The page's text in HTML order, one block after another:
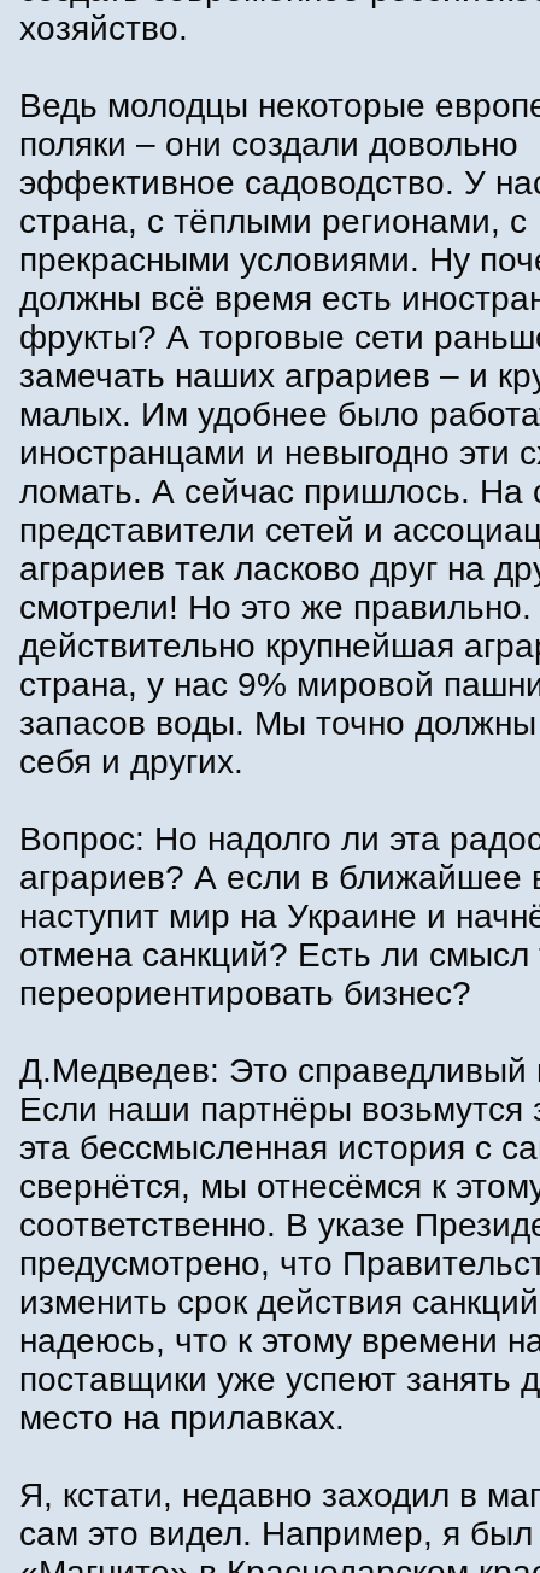
хозяйство.
Ведь молодцы некоторые
поляки – они создали довольно
эффективное садоводство. У
страна, с тёплыми регионами, с
прекрасными условиями. Ну
должны всё время есть
фрукты? А торговые сети
замечать наших аграриев – и
малых. Им удобнее было
иностранцами и невыгодно эти
ломать. А сейчас пришлось. На
представители сетей и
аграриев так ласково друг на
смотрели! Но это же
действительно крупнейшая
страна, у нас 9% мировой
запасов воды. Мы точно
себя и других.
Вопрос: Но надолго ли эта
аграриев? А если в ближайшее
наступит мир на Украине и
отмена санкций? Есть ли смысл
переориентировать бизнес?
Д.Медведев: Это справедливый
Если наши партнёры возьмутся
эта бессмысленная история с
свернётся, мы отнесёмся к
соответственно. В указе
предусмотрено, что
изменить срок действия
надеюсь, что к этому времени
поставщики уже успеют занять
место на прилавках.
Я, кстати, недавно заходил в
сам это видел. Например, я был